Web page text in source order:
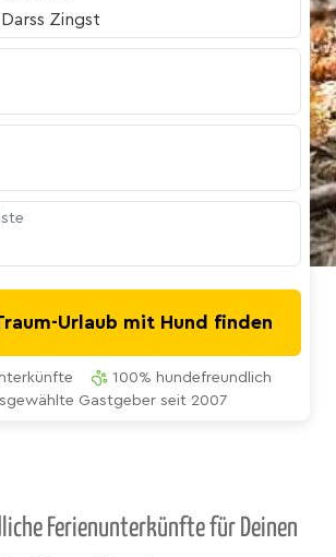
Zingst
Urlaub mit Hund finden
100% hundefreundlich
Gastgeber seit 2007
Ferienunterkünfte für Deinen